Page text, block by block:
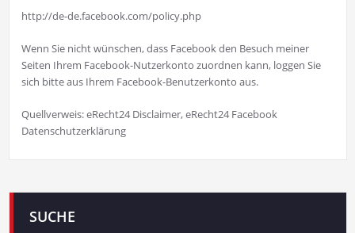
http://de-de.facebook.com/policy.php
Wenn Sie nicht wünschen, dass Facebook den Besuch meiner
Seiten Ihrem Facebook-Nutzerkonto zuordnen kann, loggen Sie
sich bitte aus Ihrem Facebook-Benutzerkonto aus.
Quellverweis: eRecht24 Disclaimer, eRecht24 Facebook
Datenschutzerklärung
SUCHE